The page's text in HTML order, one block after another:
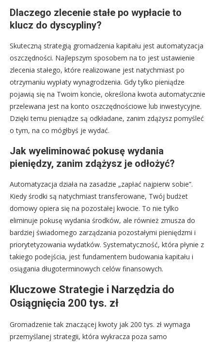
Dlaczego zlecenie stałe po wypłacie to
klucz do dyscypliny?
Skuteczną strategią gromadzenia kapitału jest automatyzacja
oszczędności. Najlepszym sposobem na to jest ustawienie
zlecenia stałego, które realizowane jest natychmiast po
otrzymaniu wypłaty wynagrodzenia. Gdy tylko pieniądze
pojawią się na Twoim koncie, określona kwota automatycznie
przelewana jest na konto oszczędnościowe lub inwestycyjne.
Dzięki temu pieniądze są odkładane, zanim zdążysz pomyśleć
o tym, na co mógłbyś je wydać.
Jak wyeliminować pokusę wydania
pieniędzy, zanim zdążysz je odłożyć?
Automatyzacja działa na zasadzie „zapłać najpierw sobie”.
Kiedy środki są natychmiast transferowane, Twój budżet
domowy opiera się na pozostałej kwocie. To nie tylko
eliminuje pokusę wydania środków, ale również zmusza do
bardziej świadomego zarządzania pozostałymi pieniędzmi i
priorytetyzowania wydatków. Systematyczność, która płynie z
takiego podejścia, jest fundamentem budowania kapitału i
osiągania długoterminowych celów finansowych.
Kluczowe Strategie i Narzędzia do
Osiągnięcia 200 tys. zł
Gromadzenie tak znaczącej kwoty jak 200 tys. zł wymaga
przemyślanej strategii, która wykracza poza samo